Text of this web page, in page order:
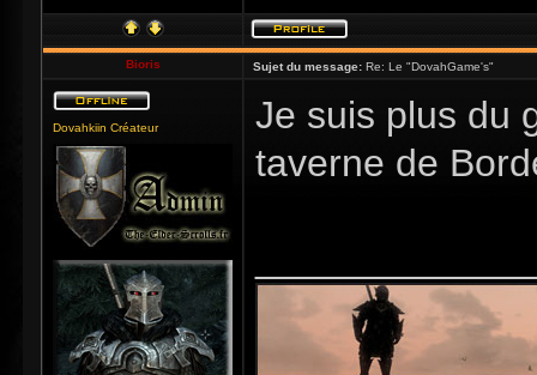
Bioris Sujet du message: Re: Le "DovahGame's"
Dovahkiin Créateur
Je suis plus du
taverne de